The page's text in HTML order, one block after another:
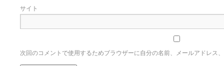
サイト
次回のコメントで使用するためブラウザーに自分の名前、メールアドレス